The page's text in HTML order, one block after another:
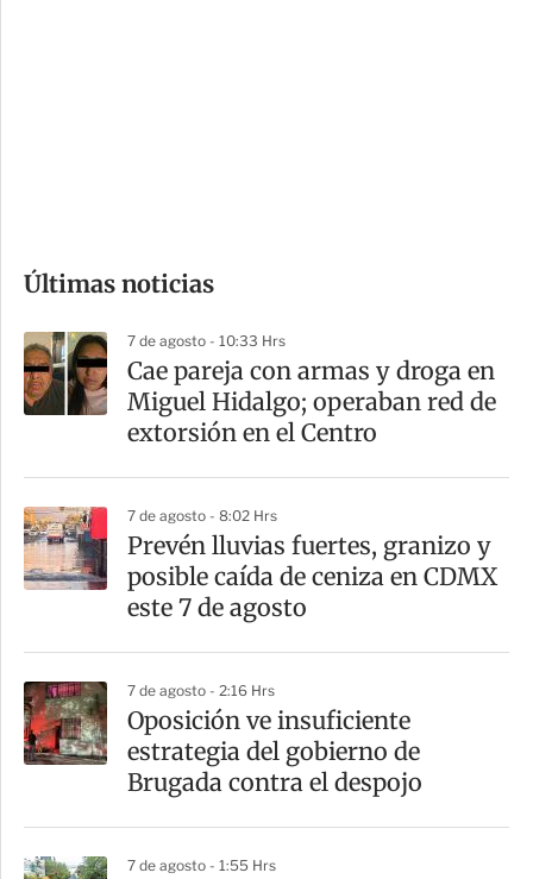
m
a
r
t
Últimas noticias
7 de agosto - 10:33 Hrs
Cae pareja con armas y droga en
Miguel Hidalgo; operaban red de
extorsión en el Centro
7 de agosto - 8:02 Hrs
Prevén lluvias fuertes, granizo y
posible caída de ceniza en CDMX
este 7 de agosto
7 de agosto - 2:16 Hrs
Oposición ve insuficiente
estrategia del gobierno de
Brugada contra el despojo
7 de agosto - 1:55 Hrs